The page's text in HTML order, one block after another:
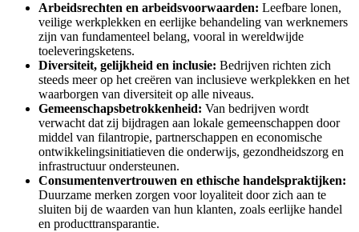
Arbeidsrechten en arbeidsvoorwaarden: Leefbare lonen,
veilige werkplekken en eerlijke behandeling van werknemers
zijn van fundamenteel belang, vooral in wereldwijde
toeleveringsketens.
Diversiteit, gelijkheid en inclusie: Bedrijven richten zich
steeds meer op het creëren van inclusieve werkplekken en het
waarborgen van diversiteit op alle niveaus.
Gemeenschapsbetrokkenheid: Van bedrijven wordt
verwacht dat zij bijdragen aan lokale gemeenschappen door
middel van filantropie, partnerschappen en economische
ontwikkelingsinitiatieven die onderwijs, gezondheidszorg en
infrastructuur ondersteunen.
Consumentenvertrouwen en ethische handelspraktijken:
Duurzame merken zorgen voor loyaliteit door zich aan te
sluiten bij de waarden van hun klanten, zoals eerlijke handel
en producttransparantie.